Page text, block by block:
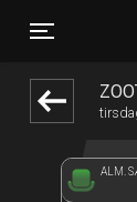
Toggle
ALM.